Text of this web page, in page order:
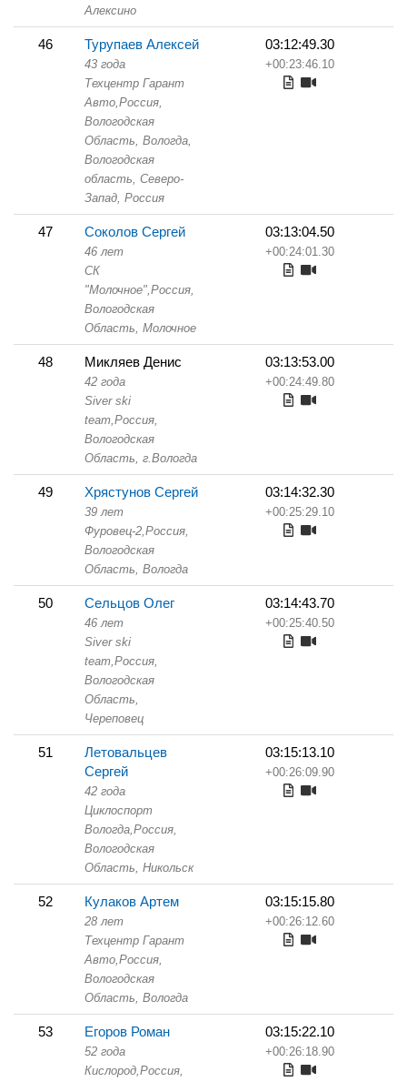
Алексино
46 Турупаев Алексей
43 года
Техцентр Гарант
Авто,Россия,
Вологодская
Область, Вологда,
Вологодская
область, Северо-
Запад, Россия
03:12:49.30
+00:23:46.10
47 Соколов Сергей
46 лет
СК
"Молочное",Россия,
Вологодская
Область, Молочное
03:13:04.50
+00:24:01.30
48 Микляев Денис
42 года
Siver ski
team,Россия,
Вологодская
Область, г.Вологда
03:13:53.00
+00:24:49.80
49 Хрястунов Сергей
39 лет
Фуровец-2,Россия,
Вологодская
Область, Вологда
03:14:32.30
+00:25:29.10
50 Сельцов Олег
46 лет
Siver ski
team,Россия,
Вологодская
Область,
Череповец
03:14:43.70
+00:25:40.50
51
Летовальцев
Сергей
42 года
Циклоспорт
Вологда,Россия,
Вологодская
Область, Никольск
03:15:13.10
+00:26:09.90
52 Кулаков Артем
28 лет
Техцентр Гарант
Авто,Россия,
Вологодская
Область, Вологда
03:15:15.80
+00:26:12.60
53 Егоров Роман
52 года
Кислород,Россия,
03:15:22.10
+00:26:18.90